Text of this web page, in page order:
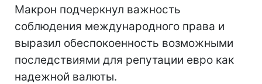
Макрон подчеркнул важность
соблюдения международного права и
выразил обеспокоенность возможными
последствиями для репутации евро как
надежной валюты.